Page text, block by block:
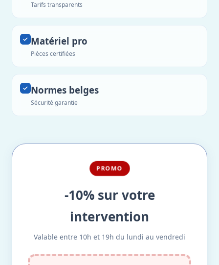
Tarifs transparents
Matériel pro
Pièces certifiées
Normes belges
Sécurité garantie
PROMO
-10% sur votre
intervention
Valable entre 10h et 19h du lundi au vendredi